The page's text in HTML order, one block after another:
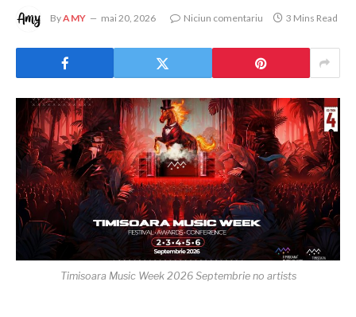
ByAMY mai 20, 2026 Niciun comentariu 3 Mins Read
Timisoara Music Week 2026 Septembrie no artists